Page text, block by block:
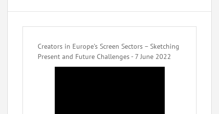
Creators in Europe’s Screen Sectors – Sketching
Present and Future Challenges - 7 June 2022